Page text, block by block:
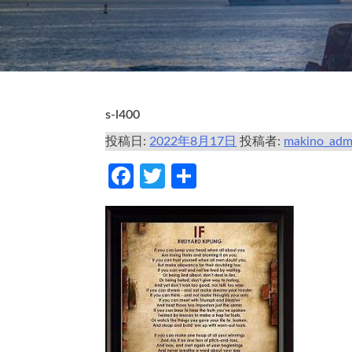
s-l400
投稿日:2022年8月17日 投稿者:
Facebook
Twitter
有